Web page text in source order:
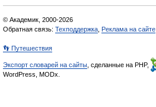
© Академик, 2000-2026
Обратная связь: Техподдержка Реклама на сайте
👣 Путешествия
Экспорт словарей на сайты , сделанные на PHP,
WordPress, MODx.